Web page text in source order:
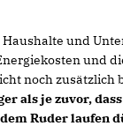
und
und
noch zusätzlich
als je zuvor,
Ruder laufen